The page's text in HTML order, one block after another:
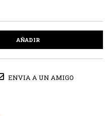
AÑADIR
ENVIA A UN AMIGO